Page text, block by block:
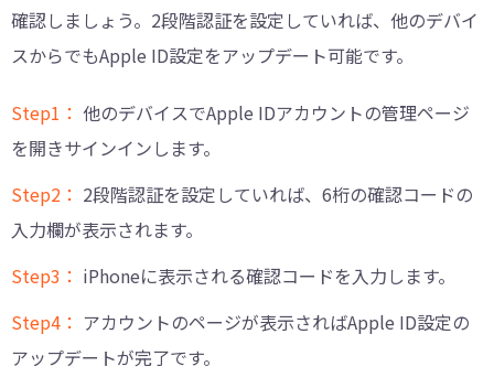
確認しましょう。2段階認証を設定していれば、他のデバイ
スからでもApple ID設定をアップデート可能です。
Step1： 他のデバイスでApple IDアカウントの管理ページ
を開きサインインします。
Step2： 2段階認証を設定していれば、6桁の確認コードの
入力欄が表示されます。
Step3： iPhoneに表示される確認コードを入力します。
Step4： アカウントのページが表示さればApple ID設定の
アップデートが完了です。